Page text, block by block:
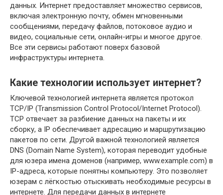
данных. Интернет предоставляет множество сервисов,
включая электронную почту, обмен мгновенными
сообщениями, передачу файлов, потоковое аудио и
видео, социальные сети, онлайн-игры и многое другое.
Все эти сервисы работают поверх базовой
инфраструктуры интернета.
Какие технологии использует интернет?
Ключевой технологией интернета является протокол
TCP/IP (Transmission Control Protocol/Internet Protocol).
TCP отвечает за разбиение данных на пакеты и их
сборку, а IP обеспечивает адресацию и маршрутизацию
пакетов по сети. Другой важной технологией является
DNS (Domain Name System), которая переводит удобные
для юзера имена доменов (например, www.example.com) в
IP-адреса, которые понятны компьютеру. Это позволяет
юзерам с лёгкостью отыскивать необходимые ресурсы в
интернете. Для передачи данных в интернете